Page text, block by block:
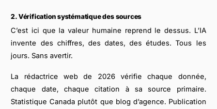
2. Vérification systématique des sources
C’est ici que la valeur humaine reprend le dessus. L’IA
invente des chiffres, des dates, des études. Tous les
jours. Sans avertir.
La rédactrice web de 2026 vérifie chaque donnée,
chaque date, chaque citation à sa source primaire.
Statistique Canada plutôt que blog d’agence. Publication